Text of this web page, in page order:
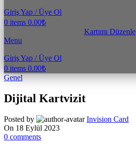
Giriş Yap / Üye Ol
0 items 0.00₺
Kartımı Düzenle
Menu
Giriş Yap / Üye Ol
0 items 0.00₺
Genel
Dijital Kartvizit
Posted by
Invision Card
On 18 Eylül 2023
0 comments